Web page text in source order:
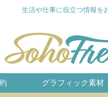
生活や仕事に役立つ情報を
グラフィック素材